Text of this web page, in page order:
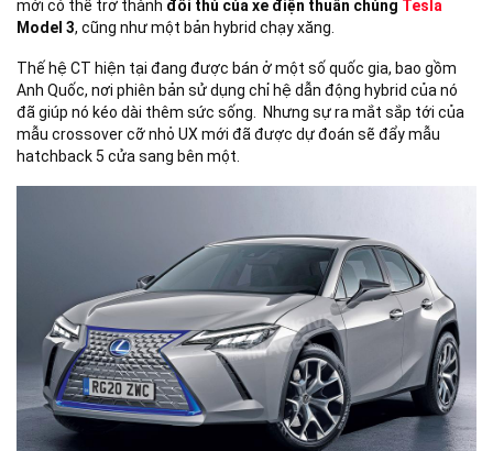
mới có thể trở thành đối thủ của xe điện thuần chủng Tesla
Model 3, cũng như một bản hybrid chạy xăng.
Thế hệ CT hiện tại đang được bán ở một số quốc gia, bao gồm
Anh Quốc, nơi phiên bản sử dụng chỉ hệ dẫn động hybrid của nó
đã giúp nó kéo dài thêm sức sống. Nhưng sự ra mắt sắp tới của
mẫu crossover cỡ nhỏ UX mới đã được dự đoán sẽ đẩy mẫu
hatchback 5 cửa sang bên một.